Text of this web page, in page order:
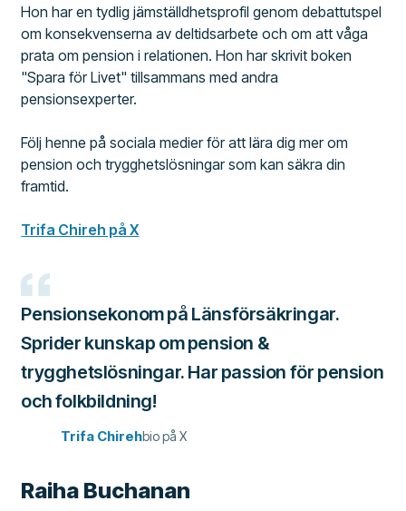
Hon har en tydlig jämställdhetsprofil genom debattutspel
om konsekvenserna av deltidsarbete och om att våga
prata om pension i relationen. Hon har skrivit boken
"Spara för Livet" tillsammans med andra
pensionsexperter.
Följ henne på sociala medier för att lära dig mer om
pension och trygghetslösningar som kan säkra din
framtid.
Trifa Chireh på X
Pensionsekonom på Länsförsäkringar.
Sprider kunskap om pension &
trygghetslösningar. Har passion för pension
och folkbildning!
Trifa Chirehbio på X
Raiha Buchanan